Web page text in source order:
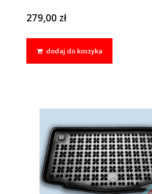
279,00 zł
dodaj do koszyka